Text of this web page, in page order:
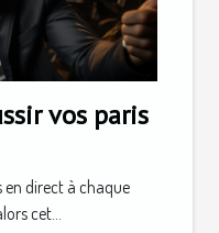
vos paris
en direct à chaque
cet...